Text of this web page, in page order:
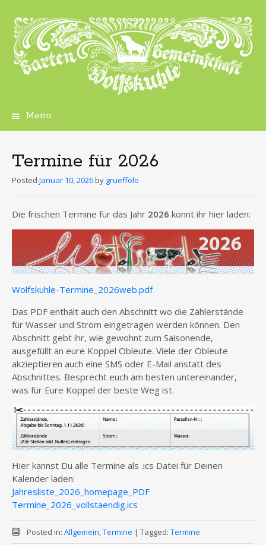
Menu
Termine für 2026
Posted Januar 10, 2026 by grueffolo
Die frischen Termine für das Jahr 2026 könnt ihr hier laden:
Wolfskuhle-Termine_2026web.pdf
Das PDF enthält auch den Abschnitt wo die Zählerstände
für Wasser und Strom eingetragen werden können. Den
Abschnitt gebt ihr, wie gewohnt zum Saisonende,
ausgefüllt an eure Koppel Obleute. Viele der Obleute
akzieptieren auch eine SMS oder E-Mail anstatt des
Abschnittes. Besprecht euch am besten untereinander,
was für Eure Koppel der beste Weg ist.
Hier kannst Du alle Termine als .ics Datei für Deinen
Kalender laden:
Jahresliste_2026_homepage_PDF
Termine_2026_vollstaendig.ics
Posted in: Allgemein,Termine | Tagged: Termine